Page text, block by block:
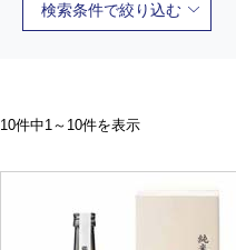
検索条件で絞り込む
10件中1～10件を表示